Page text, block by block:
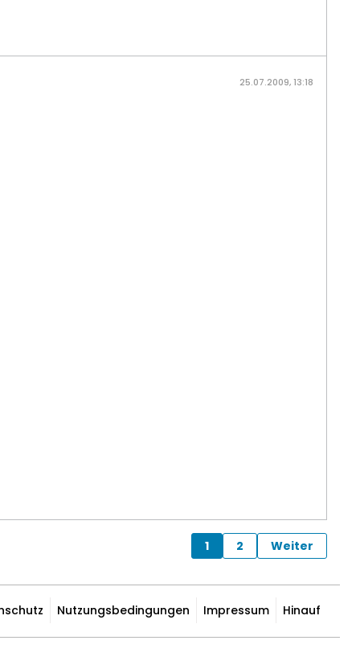
25.07.2009, 13:18
1 2 Weiter
Nutzungsbedingungen Impressum Hinauf